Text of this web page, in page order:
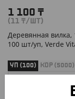
1 100 ₸
(11 ₸/ШТ)
Деревянная вилка,
100 шт/уп, Verde
УП (100) КОР (5000)